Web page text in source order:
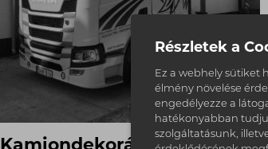
Részletek a
Ez a webhely sütiket
élmény növelése
engedélyezze a
hatékonyabban
szolgáltatásunk,